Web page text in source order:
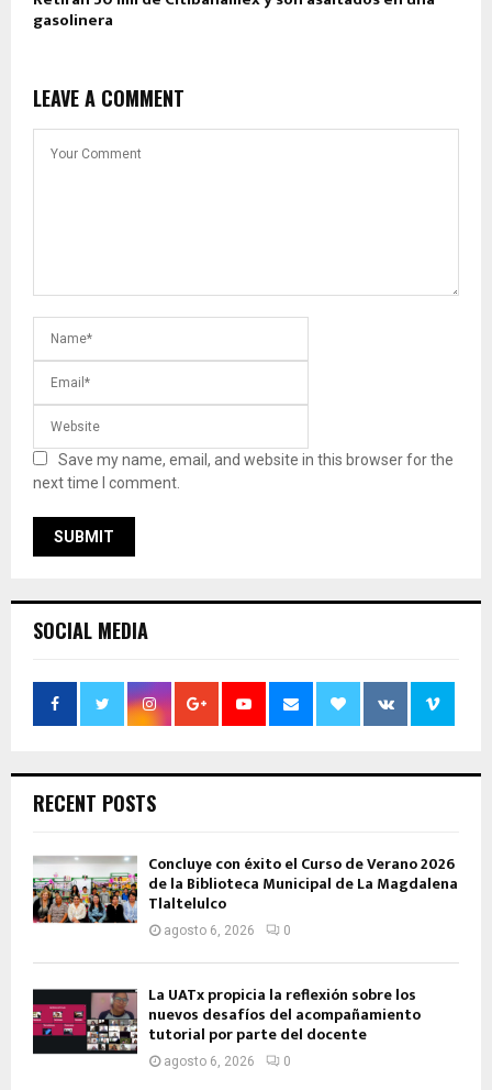
gasolinera
LEAVE A COMMENT
Save my name, email, and website in this browser for the
next time I comment.
SOCIAL MEDIA
RECENT POSTS
Concluye con éxito el Curso de Verano 2026
de la Biblioteca Municipal de La Magdalena
Tlaltelulco
agosto 6, 2026 0
La UATx propicia la reflexión sobre los
nuevos desafíos del acompañamiento
tutorial por parte del docente
agosto 6, 2026 0